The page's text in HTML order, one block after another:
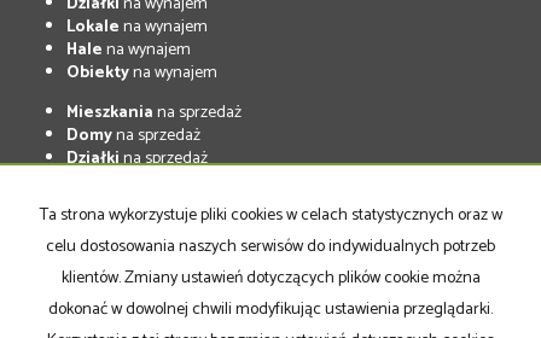
Lokalena wynajem
Halena wynajem
Obiektyna wynajem
Mieszkaniana sprzedaż
Domyna sprzedaż
Działkina sprzedaż
Halena sprzedaż
Obiektyna sprzedaż
Strona główna Oferta notatnik Kup Sprzedaj Kontakt
Polityka prywatności
Ta strona wykorzystuje pliki cookies w celach statystycznych oraz w
celu dostosowania naszych serwisów do indywidualnych potrzeb
klientów. Zmiany ustawień dotyczących plików cookie można
dokonać w dowolnej chwili modyfikując ustawienia przeglądarki.